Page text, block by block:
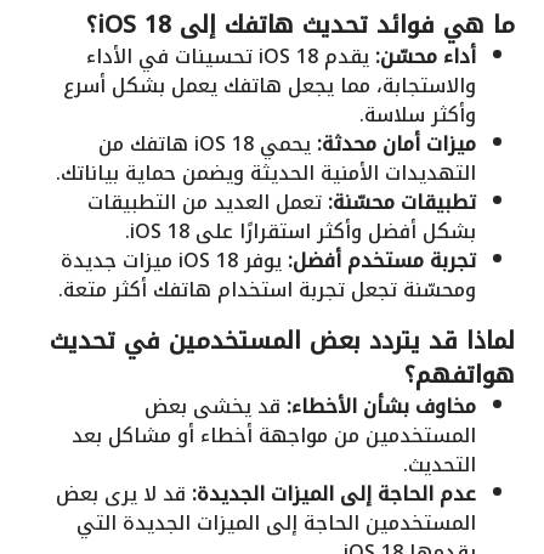
ما هي فوائد تحديث هاتفك إلى iOS 18؟
أداء محسّن: يقدم iOS 18 تحسينات في الأداء
والاستجابة، مما يجعل هاتفك يعمل بشكل أسرع
وأكثر سلاسة.
ميزات أمان محدثة: يحمي iOS 18 هاتفك من
التهديدات الأمنية الحديثة ويضمن حماية بياناتك.
تطبيقات محسّنة:تعمل العديد من التطبيقات
بشكل أفضل وأكثر استقرارًا على iOS 18.
تجربة مستخدم أفضل: يوفر iOS 18 ميزات جديدة
ومحسّنة تجعل تجربة استخدام هاتفك أكثر متعة.
لماذا قد يتردد بعض المستخدمين في تحديث
هواتفهم؟
مخاوف بشأن الأخطاء: قد يخشى بعض
المستخدمين من مواجهة أخطاء أو مشاكل بعد
التحديث.
عدم الحاجة إلى الميزات الجديدة: قد لا يرى بعض
المستخدمين الحاجة إلى الميزات الجديدة التي